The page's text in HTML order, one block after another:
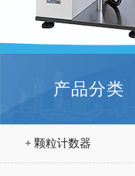
产品分类
+ 颗粒计数器